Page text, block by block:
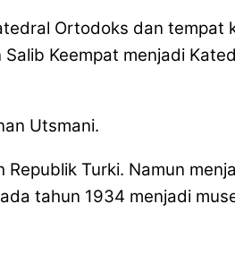
Ortodoks dan tempat
Keempat menjadi
Utsmani.
Turki. Namun
tahun 1934 menjadi